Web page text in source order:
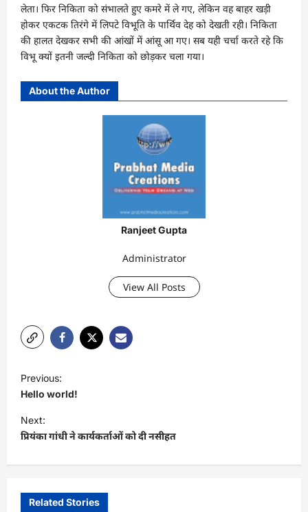
लेता। फिर निकिता को संभालते हुए कमरे में ले गए, लेकिन वह बाहर खड़ी
होकर एकटक तिरंगे में लिपटे विभूति के पार्थिव देह को देखती रही। निकिता
की हालत देखकर सभी की आंखों में आंसू आ गए। सब यही चर्चा करते रहे कि
विभू क्यों इतनी जल्दी निकिता को छोड़कर चला गया।
About the Author
Ranjeet Gupta
Administrator
View All Posts
o
s
t
v
Previous:
Hello world!
Next:
प्रियंका गांधी ने कार्यकर्ताओं को दी नसीहत
Related Stories